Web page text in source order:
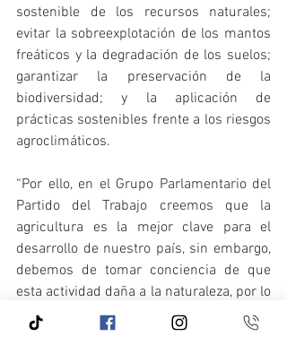
sostenible de los recursos naturales;
evitar la sobreexplotación de los mantos
freáticos y la degradación de los suelos;
garantizar la preservación de la
biodiversidad; y la aplicación de
prácticas sostenibles frente a los riesgos
agroclimáticos.
“Por ello, en el Grupo Parlamentario del
Partido del Trabajo creemos que la
agricultura es la mejor clave para el
desarrollo de nuestro país, sin embargo,
debemos de tomar conciencia de que
esta actividad daña a la naturaleza, por lo
que es necesario encontrar los
mecanismos que preserven nuestros